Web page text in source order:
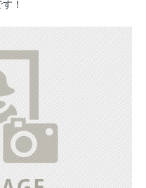
！